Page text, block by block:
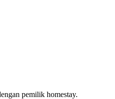
pemilik homestay.